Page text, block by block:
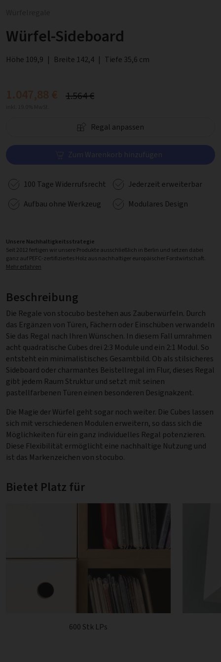
Würfel-Sideboard
Höhe 109,9 | Breite 142,4 | Tiefe 35,6 cm
1.047,88 € 1.564 €
Regal anpassen
Zum Warenkorb hinzufügen
100 Tage Widerrufsrecht
Jederzeit erweiterbar
Aufbau ohne Werkzeug
Modulares Design
Unsere Nachhaltigkeitsstrategie
Seit 2012 fertigen wir unsere Produkte ausschließlich in Berlin und setzen dabei
ganz auf PEFC-zertifiziertes Holz aus nachhaltiger europäischer Forstwirtschaft.
Mehr erfahren
Beschreibung
Die Regale von stocubo bestehen aus Zauberwürfeln. Durch
das Ergänzen von Türen, Fächern oder Einschüben verwandeln
Sie das Regal nach Ihren Wünschen. In diesem Fall umrahmen
acht quadratische Cubes drei 2:3 Module und ein 2:1 Modul. So
entsteht ein minimalistisches Gesamtbild. Ob als stilsicheres
Sideboard oder charmantes Beistellregal im Flur, dieses Regal
gibt jedem Raum Struktur und setzt mit seinen
pastellfarbenen Türen einen besonderen Designakzent.
Die Magie der Würfel geht sogar noch weiter. Die Cubes lassen
sich mit verschiedenen Modulen erweitern, so dass sich die
Möglichkeiten für ein ganz individuelles Regal potenzieren.
Diese Flexibilität ermöglicht eine nachhaltige Nutzung und
ist das Markenzeichen von stocubo.
Bietet Platz für
600 Stk LPs